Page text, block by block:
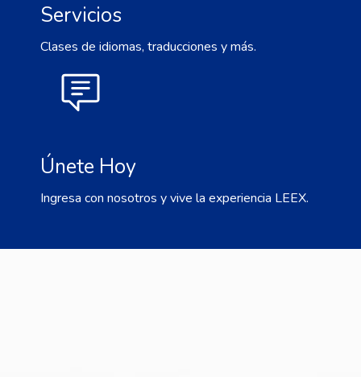
Servicios
Clases de idiomas, traducciones y más.
Únete Hoy
Ingresa con nosotros y vive la experiencia LEEX.